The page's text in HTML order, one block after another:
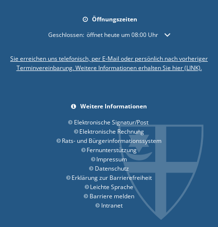
Öffnungszeiten
Klicken, um weitere Öffnungs- oder Schließzeiten
Geschlossen: öffnet heute um 08:00 Uhr
Sie erreichen uns telefonisch, per E-Mail oder persönlich nach vorheriger
Terminvereinbarung. Weitere Informationen erhalten Sie hier (LINK).
Weitere Informationen
Elektronische Signatur/Post
Elektronische Rechnung
Rats- und Bürgerinformationssystem
Fernunterstützung
Impressum
Datenschutz
Erklärung zur Barrierefreiheit
Leichte Sprache
Barriere melden
Intranet